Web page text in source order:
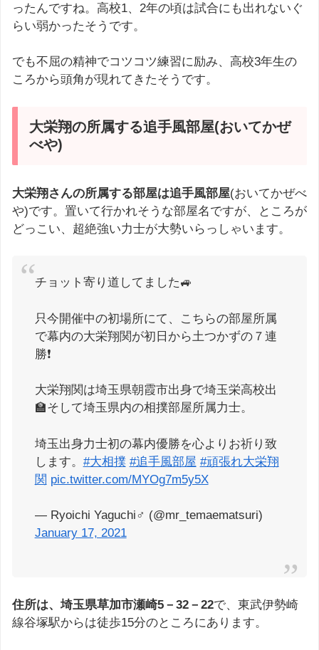
ったんですね。高校1、2年の頃は試合にも出れないぐ
らい弱かったそうです。
でも不屈の精神でコツコツ練習に励み、高校3年生の
ころから頭角が現れてきたそうです。
大栄翔の所属する追手風部屋(おいてかぜ
べや)
大栄翔さんの所属する部屋は追手風部屋(おいてかぜべ
や)です。置いて行かれそうな部屋名ですが、ところが
どっこい、超絶強い力士が大勢いらっしゃいます。
チョット寄り道してました🚙
只今開催中の初場所にて、こちらの部屋所属
で幕内の大栄翔関が初日から土つかずの７連
勝❗
大栄翔関は埼玉県朝霞市出身で埼玉栄高校出
🏫そして埼玉県内の相撲部屋所属力士。
埼玉出身力士初の幕内優勝を心よりお祈り致
します。 #大相撲 #追手風部屋 #頑張れ大栄翔
関 pic.twitter.com/MYOg7m5y5X
— Ryoichi Yaguchi♂ (@mr_temaematsuri)
January 17, 2021
住所は、埼玉県草加市瀬崎5－32－22で、東武伊勢崎
線谷塚駅からは徒歩15分のところにあります。